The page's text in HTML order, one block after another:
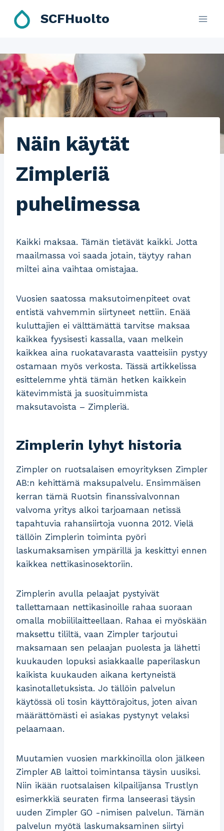
SCFHuolto
Näin käytät
Zimpleriä
puhelimessa
Kaikki maksaa. Tämän tietävät kaikki. Jotta
maailmassa voi saada jotain, täytyy rahan
miltei aina vaihtaa omistajaa.
Vuosien saatossa maksutoimenpiteet ovat
entistä vahvemmin siirtyneet nettiin. Enää
kuluttajien ei välttämättä tarvitse maksaa
kaikkea fyysisesti kassalla, vaan melkein
kaikkea aina ruokatavarasta vaatteisiin pystyy
ostamaan myös verkosta. Tässä artikkelissa
esittelemme yhtä tämän hetken kaikkein
kätevimmistä ja suosituimmista
maksutavoista – Zimpleriä.
Zimplerin lyhyt historia
Zimpler on ruotsalaisen emoyrityksen Zimpler
AB:n kehittämä maksupalvelu. Ensimmäisen
kerran tämä Ruotsin finanssivalvonnan
valvoma yritys alkoi tarjoamaan netissä
tapahtuvia rahansiirtoja vuonna 2012. Vielä
tällöin Zimplerin toiminta pyöri
laskumaksamisen ympärillä ja keskittyi ennen
kaikkea nettikasinosektoriin.
Zimplerin avulla pelaajat pystyivät
tallettamaan nettikasinoille rahaa suoraan
omalla mobiililaitteellaan. Rahaa ei myöskään
maksettu tililtä, vaan Zimpler tarjoutui
maksamaan sen pelaajan puolesta ja lähetti
kuukauden lopuksi asiakkaalle paperilaskun
kaikista kuukauden aikana kertyneistä
kasinotalletuksista. Jo tällöin palvelun
käytössä oli tosin käyttörajoitus, joten aivan
määrättömästi ei asiakas pystynyt velaksi
pelaamaan.
Muutamien vuosien markkinoilla olon jälkeen
Zimpler AB laittoi toimintansa täysin uusiksi.
Niin ikään ruotsalaisen kilpailijansa Trustlyn
esimerkkiä seuraten firma lanseerasi täysin
uuden Zimpler GO -nimisen palvelun. Tämän
palvelun myötä laskumaksaminen siirtyi